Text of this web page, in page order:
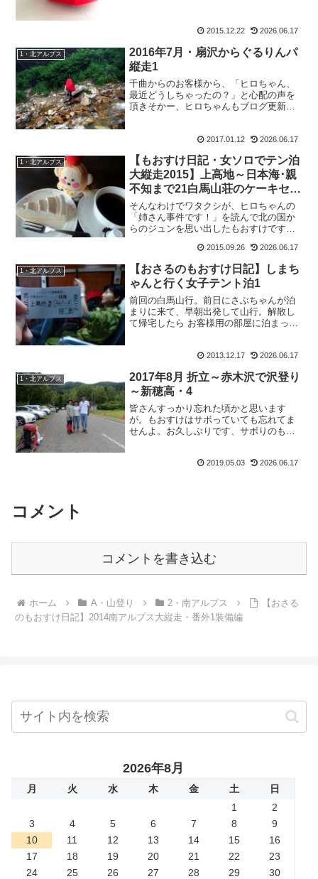
2015.12.22 2026.06.17
1・北アルプス
2016年7月・扇沢からぐるりんパ
縦走1
千曲からのお客様から、「ヒロちゃん、
最近どうしちゃったの？」と心配の声を
頂きそかー、ヒロちゃんもブログ更新し
してる人がいるぞ、と思わず安心してし
2017.01.12 2026.06.17
1・北アルプス
【もおすけ日記・女ソロでテン泊
大縦走2015】上高地～日本海･親
不知まで21白馬山荘のケーキセッ
ト
そんなわけでワタクシが、ヒロちゃんの
「姉さん事件です！」を読んで北の国か
らのジュンを思い出したもおすけです。
ちゃんも山で声をかけられる人になった
ようで。姉さん、事件ですのヒロちゃん
ブログいっつもお兄ちゃん...
2015.09.26 2026.06.17
1・北アルプス
【おさるのもおすけ日記】しまち
ゃんと行く女子テント泊1
前回の白馬山行。前日にさぶちゃんが泊
まりに来て、早朝出発して山行。解散し
て帰宅したら お客様用の部屋に泊まった
ぶ決してウケ狙いではなく、無意識で面
2013.12.17 2026.06.17
1・北アルプス
2017年8月 折立～赤木沢で沢登り
～新穂高・4
皆さんすっかり忘れた頃かと思います
が。もおすけはサボっていても忘れてま
せんよ。お久しぶりです、サボりのもお
が、さにあらず。書きたい気持ちはある
2019.05.03 2026.06.17
コメント
コメントを書き込む
ホーム A・山登り 2・南アルプス
【おさる
のもおすけ日記】2014南アルプス大縦走・番外1装備編
2026年8月
月 火 水 木 金 土
日
1
2
3
4 5 6 7 8
9
10
11 12 13 14 15
16
17
18 19 20 21 22
23
24
25 26 27 28 29 30